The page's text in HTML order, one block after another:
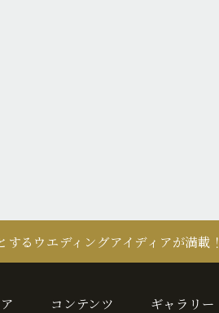
るウエディングアイディアが満載！
コンテンツ
ギャラリー